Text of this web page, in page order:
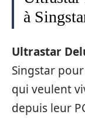
à
Ultrastar
Singstar
qui veulent
depuis leur